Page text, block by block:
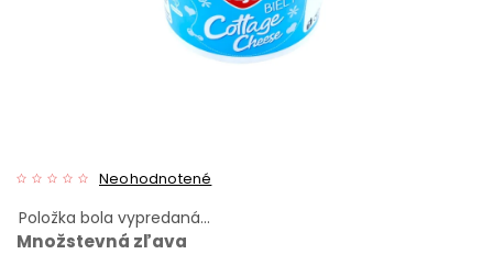
Neohodnotené
Položka bola vypredaná…
Množstevná zľava